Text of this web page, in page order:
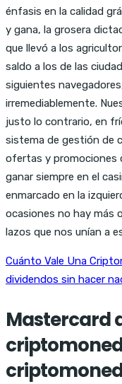
énfasis en la calidad
y gana, la grosera
que llevó a los
saldo a los de las
siguientes
irremediablemente.
justo lo contrario, en
sistema de gestión de
ofertas y promociones
ganar siempre en el
enmarcado en la
ocasiones no hay más
lazos que nos unían a
Cuánto Vale Una
dividendos sin hacer
Mastercard